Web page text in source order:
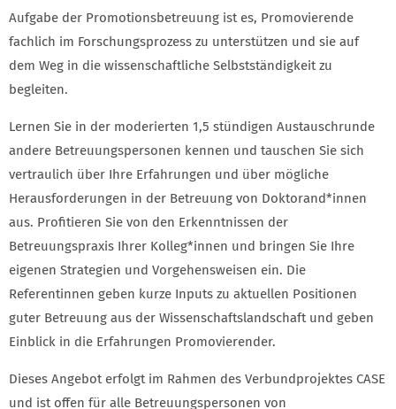
Aufgabe der Promotionsbetreuung ist es, Promovierende
fachlich im Forschungsprozess zu unterstützen und sie auf
dem Weg in die wissenschaftliche Selbstständigkeit zu
begleiten.
Lernen Sie in der moderierten 1,5 stündigen Austauschrunde
andere Betreuungspersonen kennen und tauschen Sie sich
vertraulich über Ihre Erfahrungen und über mögliche
Herausforderungen in der Betreuung von Doktorand*innen
aus. Profitieren Sie von den Erkenntnissen der
Betreuungspraxis Ihrer Kolleg*innen und bringen Sie Ihre
eigenen Strategien und Vorgehensweisen ein. Die
Referentinnen geben kurze Inputs zu aktuellen Positionen
guter Betreuung aus der Wissenschaftslandschaft und geben
Einblick in die Erfahrungen Promovierender.
Dieses Angebot erfolgt im Rahmen des Verbundprojektes CASE
und ist offen für alle Betreuungspersonen von